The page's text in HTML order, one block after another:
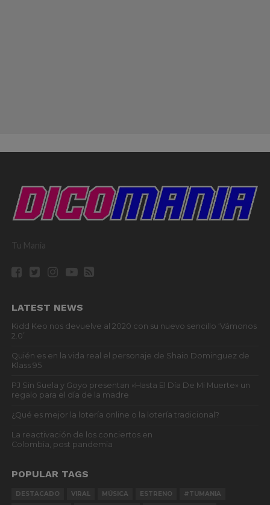
Tu Mania
LATEST NEWS
Kidd Keo nos devuelve al 2020 con su nuevo sencillo ‘Vámonos
2.0’
Quién es en la vida real el personaje de Shaio Dominguez de
Klass 95
PJ Sin Suela y Goyo presentan «Hasta El Día De Mi Muerte» un
regalo para el día de la madre
¿Qué es mejor la lotería online o la lotería tradicional?
La reactivación de los conciertos en
Colombia, post pandemia
POPULAR TAGS
DESTACADO VIRAL MÚSICA ESTRENO #TUMANIA